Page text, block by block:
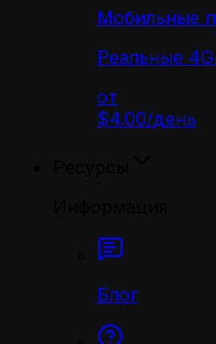
Мобильные
Реальные
от
$4.00/день
Блог